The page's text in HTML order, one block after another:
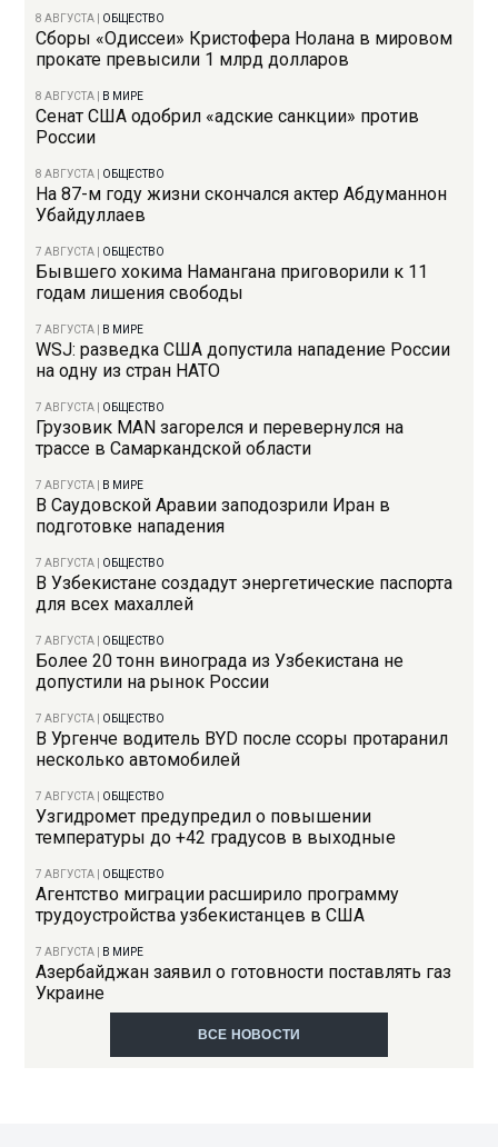
8 АВГУСТА ОБЩЕСТВО
Сборы «Одиссеи» Кристофера Нолана в мировом
прокате превысили 1 млрд долларов
8 АВГУСТА В МИРЕ
Сенат США одобрил «адские санкции» против
России
8 АВГУСТА ОБЩЕСТВО
На 87-м году жизни скончался актер Абдуманнон
Убайдуллаев
7 АВГУСТА ОБЩЕСТВО
Бывшего хокима Намангана приговорили к 11
годам лишения свободы
7 АВГУСТА В МИРЕ
WSJ: разведка США допустила нападение России
на одну из стран НАТО
7 АВГУСТА ОБЩЕСТВО
Грузовик MAN загорелся и перевернулся на
трассе в Самаркандской области
7 АВГУСТА В МИРЕ
В Саудовской Аравии заподозрили Иран в
подготовке нападения
7 АВГУСТА ОБЩЕСТВО
В Узбекистане создадут энергетические паспорта
для всех махаллей
7 АВГУСТА ОБЩЕСТВО
Более 20 тонн винограда из Узбекистана не
допустили на рынок России
7 АВГУСТА ОБЩЕСТВО
В Ургенче водитель BYD после ссоры протаранил
несколько автомобилей
7 АВГУСТА ОБЩЕСТВО
Узгидромет предупредил о повышении
температуры до +42 градусов в выходные
7 АВГУСТА ОБЩЕСТВО
Агентство миграции расширило программу
трудоустройства узбекистанцев в США
7 АВГУСТА В МИРЕ
Азербайджан заявил о готовности поставлять газ
Украине
ВСЕ НОВОСТИ